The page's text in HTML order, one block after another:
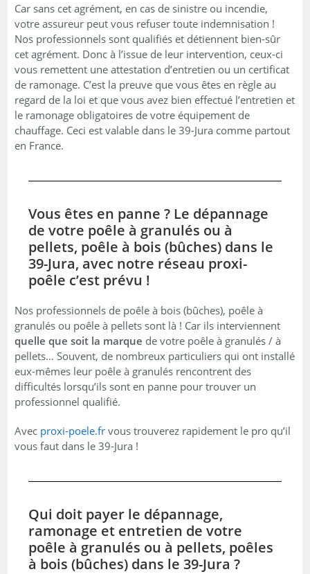
Car sans cet agrément, en cas de sinistre ou incendie,
votre assureur peut vous refuser toute indemnisation !
Nos professionnels sont qualifiés et détiennent bien-sûr
cet agrément. Donc à l’issue de leur intervention, ceux-ci
vous remettent une attestation d’entretien ou un certificat
de ramonage. C’est la preuve que vous êtes en règle au
regard de la loi et que vous avez bien effectué l’entretien et
le ramonage obligatoires de votre équipement de
chauffage. Ceci est valable dans le 39-Jura comme partout
en France.
Vous êtes en panne ? Le dépannage
de votre poêle à granulés ou à
pellets, poêle à bois (bûches) dans le
39-Jura, avec notre réseau proxi-
poêle c’est prévu !
Nos professionnels de poêle à bois (bûches), poêle à
granulés ou poêle à pellets sont là ! Car ils interviennent
quelle que soit la marque de votre poêle à granulés / à
pellets… Souvent, de nombreux particuliers qui ont installé
eux-mêmes leur poêle à granulés rencontrent des
difficultés lorsqu’ils sont en panne pour trouver un
professionnel qualifié.
Avec proxi-poele.fr vous trouverez rapidement le pro qu’il
vous faut dans le 39-Jura !
Qui doit payer le dépannage,
ramonage et entretien de votre
poêle à granulés ou à pellets, poêles
à bois (bûches) dans le 39-Jura ?